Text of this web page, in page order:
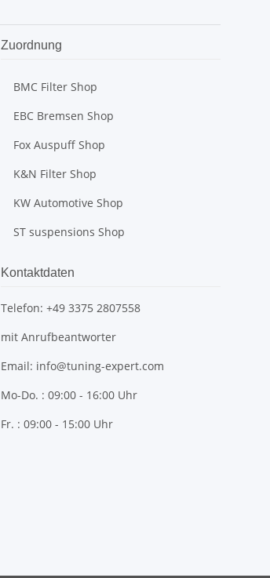
Zuordnung
BMC Filter Shop
EBC Bremsen Shop
Fox Auspuff Shop
K&N Filter Shop
KW Automotive Shop
ST suspensions Shop
Kontaktdaten
Telefon: +49 3375 2807558
mit Anrufbeantworter
Email: info@tuning-expert.com
Mo-Do. : 09:00 - 16:00 Uhr
Fr. : 09:00 - 15:00 Uhr